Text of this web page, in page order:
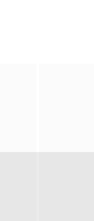
小强母亲的走失，众人发现
与疯狂之间摇摆的危险领
“娘娘索命”等一连串妖异
件，勘案过程中，牵引出“婴